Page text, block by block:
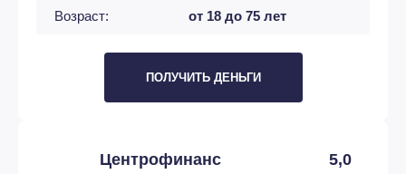
Возраст: от 18 до 75 лет
ПОЛУЧИТЬ ДЕНЬГИ
Центрофинанс 5,0